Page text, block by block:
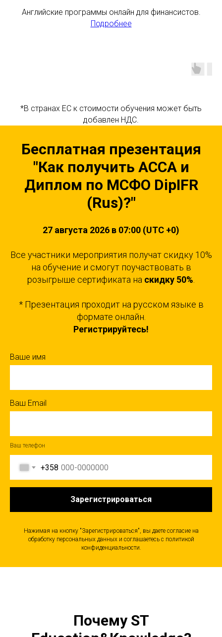
Английские программы онлайн для финансистов.
Подробнее
*В странах ЕС к стоимости обучения может быть
добавлен НДС.
Бесплатная презентация
"Как получить ACCA и
Диплом по МСФО DipIFR
(Rus)?"
27 августа 2026 в 07:00 (UTC +0)
Все участники мероприятия получат скидку 10%
на обучение и смогут поучаствовать в
розыгрыше сертификата на скидку 50%.
* Презентация проходит на русском языке в
формате онлайн.
Регистрируйтесь!
Ваше имя
Ваш Email
Ваш телефон
+358
Зарегистрироваться
Нажимая на кнопку "Зарегистрироваться", вы даете согласие на
обработку персональных данных и соглашаетесь c политикой
конфиденциальности.
Почему ST